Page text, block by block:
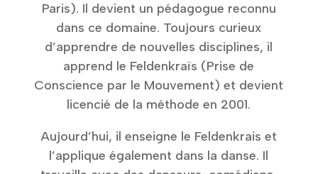
Paris). Il devient un pédagogue reconnu
dans ce domaine. Toujours curieux
d’apprendre de nouvelles disciplines, il
apprend le Feldenkraïs (Prise de
Conscience par le Mouvement) et devient
licencié de la méthode en 2001.
Aujourd’hui, il enseigne le Feldenkrais et
l’applique également dans la danse. Il